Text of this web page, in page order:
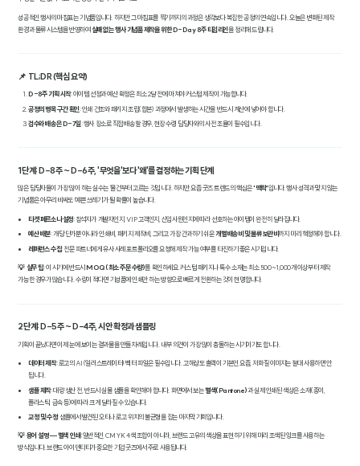
성공적인 행사의 마침표는 기념품입니다. 하지만 그 마침표를 찍기까지의 과정은 생각보다 복잡한 공정의 연속입니다. 오늘은 변화된 제작
환경과 물류 시스템을 반영하여 실패 없는 행사 기념품 제작을 위한 D-Day 8주 타임라인을 정리해 드립니다.
📌 TL;DR (핵심 요약)
D-8주 기획 시작: 아이템 선정과 예산 확정은 최소 2달 전에 마쳐야 커스텀 제작이 가능합니다.
공정의 병목 구간 확인 : 인쇄 건조와 패키지 조립(합본) 과정에서 발생하는 시간을 반드시 계산에 넣어야 합니다.
검수와 배송은 D-7일 : 행사 장소로 직접 배송할 경우, 현장 수령 담당자와의 사전 조율이 필수입니다.
1단계: D-8주 ~ D-6주, '무엇을'보다 '왜'를 결정하는 기획 단계
많은 담당자들이 가장 많이 하는 실수는 '물건'부터 고르는 것입니다. 하지만 요즘 굿즈 트렌드의 핵심은'맥락'입니다. 행사 성격과 맞지 않는
기념품은 아무리 비싸도 '예쁜 쓰레기'가 될 확률이 높습니다.
타겟 페르소나 설정: 참석자가 개발자인지, VIP 고객인지, 신입사원인지에 따라 선호하는 아이템이 완전히 달라집니다.
예산 배분: 개당 단가뿐 아니라 인쇄비, 패키지 제작비, 그리고 가장 간과하기 쉬운개별 배송비 및 물류 보관비 까지 미리 책정해야 합니다.
레퍼런스 수집: 전문 파트너에게 유사 사례 포트폴리오를 요청해 제작 가능 여부를 타진하기 좋은 시기입니다.
💡 실무 팁: 이 시기에 반드시MOQ(최소 주문 수량)를 확인하세요. 커스텀 패키지나 특수 소재는 최소 500~1,000개 이상부터 제작
가능한 경우가 많습니다. 수량이 적다면 기성품에 인쇄만 하는 방향으로 빠르게 전환하는 것이 현명합니다.
2단계: D-5주 ~ D-4주, 시안 확정과 샘플링
기획이 끝났다면 이제 눈에 보이는 결과물을 만들 차례입니다. 내부 의견이 가장 많이 충돌하는 시기이기도 합니다.
데이터 제작: 로고의 AI(일러스트레이터) 벡터 파일은 필수입니다. 고해상도 출력이 기본인 요즘, 저화질 이미지는 절대 사용하면 안
됩니다.
샘플 제작: 대량 생산 전, 반드시 실물 샘플을 확인해야 합니다. 화면에서 보는별색(Pantone)과 실제 인쇄된 색상은 소재(종이,
플라스틱, 금속 등)에 따라 크게 달라질 수 있습니다.
교정 및 수정: 샘플에서 발견된 오타나 로고 위치의 불균형을 잡는 마지막 기회입니다.
💡 용어 설명 — 별색 인쇄: 일반적인 CMYK 4색 조합이 아니라, 브랜드 고유의 색상을 표현하기 위해 미리 조색된 잉크를 사용하는
방식입니다. 브랜드 아이덴티티가 중요한 기업 굿즈에서 주로 사용됩니다.